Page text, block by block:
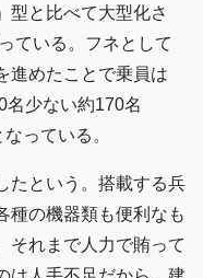
型と比べて大型化さ
ている。フネとして
進めたことで乗員は
名少ない約170名
っている。
たという。搭載する兵
種の機器類も便利なも
それまで人力で賄って